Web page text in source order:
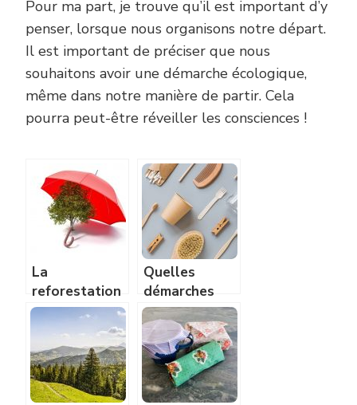
Pour ma part, je trouve qu’il est important d’y
penser, lorsque nous organisons notre départ.
Il est important de préciser que nous
souhaitons avoir une démarche écologique,
même dans notre manière de partir. Cela
pourra peut-être réveiller les consciences !
La
reforestation
: un geste
écologique
Quelles
démarches
écologiques
pouvons nous
faire dans
notre
quotidien ?